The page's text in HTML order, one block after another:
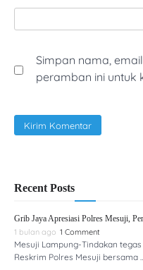
Simpan nama,
peramban ini untuk
Recent Posts
Grib Jaya Apresiasi Polres Mesuji,
1 bulan ago 1 Comment
Mesuji Lampung-Tindakan
Reskrim Polres Mesuji bersama